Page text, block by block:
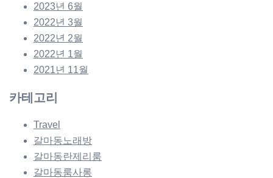
2023년 6월
2022년 3월
2022년 2월
2022년 1월
2021년 11월
카테고리
Travel
갈마동노래방
갈마동란제리룸
갈마동룸사롱